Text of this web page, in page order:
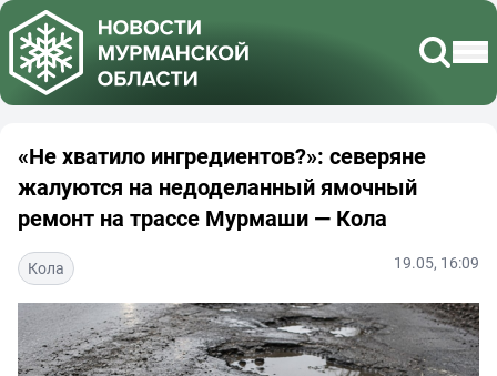
«Не хватило ингредиентов?»: северяне
жалуются на недоделанный ямочный
ремонт на трассе Мурмаши — Кола
Кола 19.05, 16:09